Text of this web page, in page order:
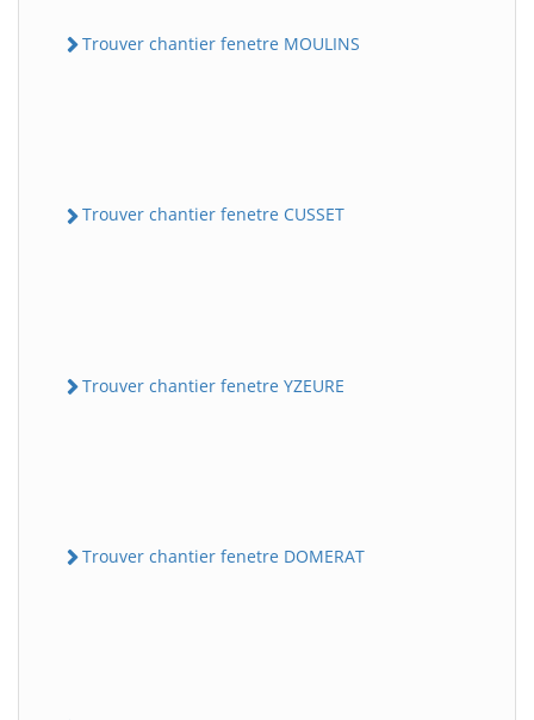
Trouver chantier fenetre MOULINS
Trouver chantier fenetre CUSSET
Trouver chantier fenetre YZEURE
Trouver chantier fenetre DOMERAT